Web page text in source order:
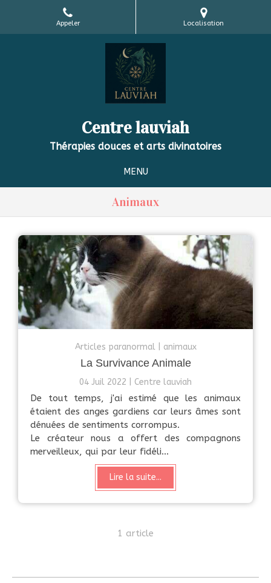
Appeler Localisation
Centre lauviah
Thérapies douces et arts divinatoires
MENU
Animaux
Articles paranormal animaux
La Survivance Animale
04 Juil 2022 Centre lauviah
De tout temps, j'ai estimé que les animaux
étaient des anges gardiens car leurs âmes sont
dénuées de sentiments corrompus.
Le créateur nous a offert des compagnons
merveilleux, qui par leur fidéli...
Lire la suite...
1 article